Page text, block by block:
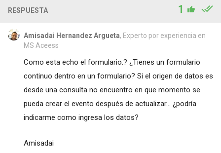
RESPUESTA 1
Amisadai Hernandez Argueta, Experto por experiencia en
MS Aceess
Como esta echo el formulario.? ¿Tienes un formulario
continuo dentro en un formulario? Si el origen de datos es
desde una consulta no encuentro en que momento se
pueda crear el evento después de actualizar... ¿podría
indicarme como ingresa los datos?
Amisadai